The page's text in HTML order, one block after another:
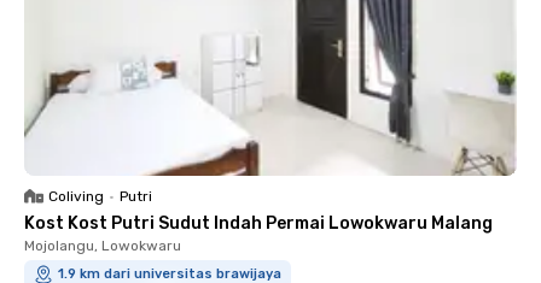
Coliving • Putri
Kost Kost Putri Sudut Indah Permai Lowokwaru Malang
Mojolangu, Lowokwaru
1.9 km dari universitas brawijaya